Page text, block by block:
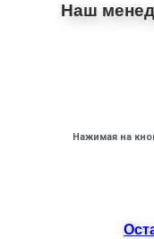
Наш
Нажимая на